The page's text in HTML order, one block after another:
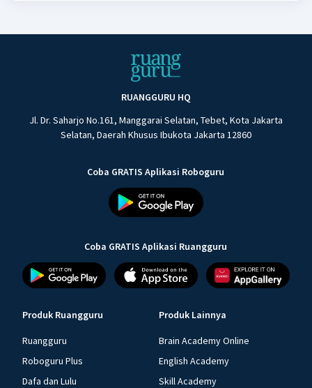
RUANGGURU HQ
Jl. Dr. Saharjo No.161, Manggarai Selatan, Tebet, Kota Jakarta
Selatan, Daerah Khusus Ibukota Jakarta 12860
Coba GRATIS Aplikasi Roboguru
Coba GRATIS Aplikasi Ruangguru
Produk Ruangguru
Ruangguru
Roboguru Plus
Dafa dan Lulu
Produk Lainnya
Brain Academy Online
English Academy
Skill Academy